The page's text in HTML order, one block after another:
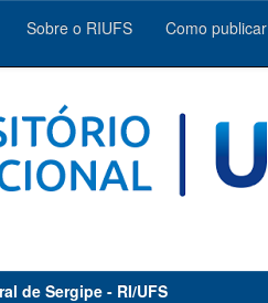
Sobre o RIUFS Como publicar
de Sergipe - RI/UFS